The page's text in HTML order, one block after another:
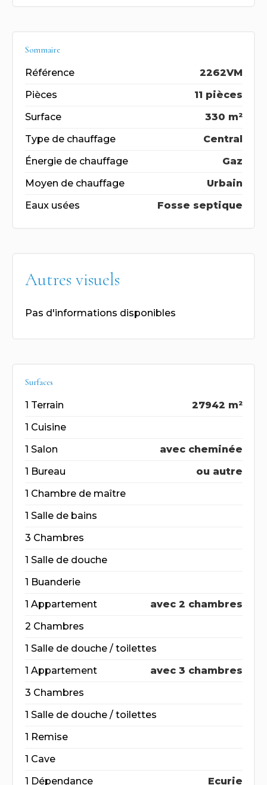
Sommaire
Référence
2262VM
Pièces
11 pièces
Surface
330 m²
Type de chauffage
Central
Énergie de chauffage
Gaz
Moyen de chauffage
Urbain
Eaux usées
Fosse septique
Autres visuels
Pas d'informations disponibles
Surfaces
1 Terrain
27942 m²
1 Cuisine
1 Salon
avec cheminée
1 Bureau
ou autre
1 Chambre de maître
1 Salle de bains
3 Chambres
1 Salle de douche
1 Buanderie
1 Appartement
avec 2 chambres
2 Chambres
1 Salle de douche / toilettes
1 Appartement
avec 3 chambres
3 Chambres
1 Salle de douche / toilettes
1 Remise
1 Cave
1 Dépendance
Ecurie